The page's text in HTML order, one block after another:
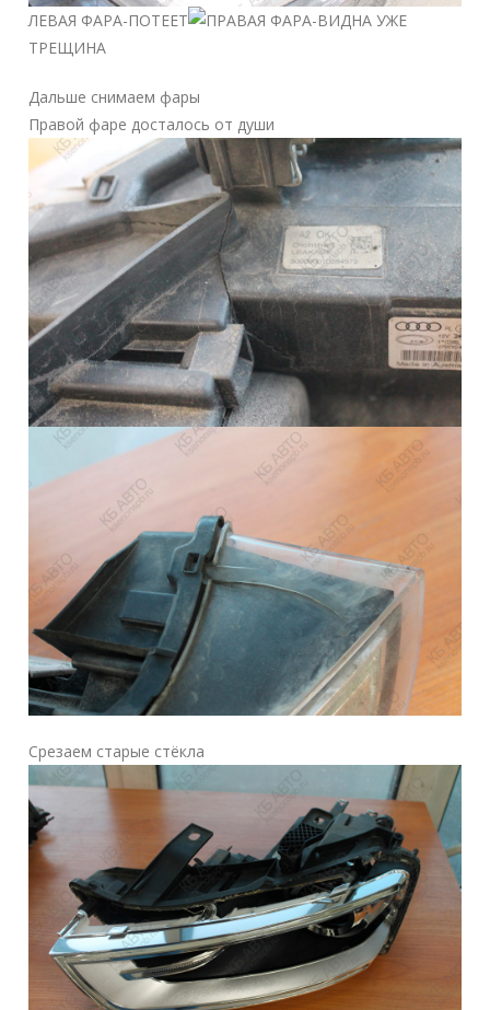
ЛЕВАЯ ФАРА-ПОТЕЕТ
ПРАВАЯ ФАРА-ВИДНА УЖЕ
ТРЕЩИНА
Дальше снимаем фары
Правой фаре досталось от души
Срезаем старые стёкла